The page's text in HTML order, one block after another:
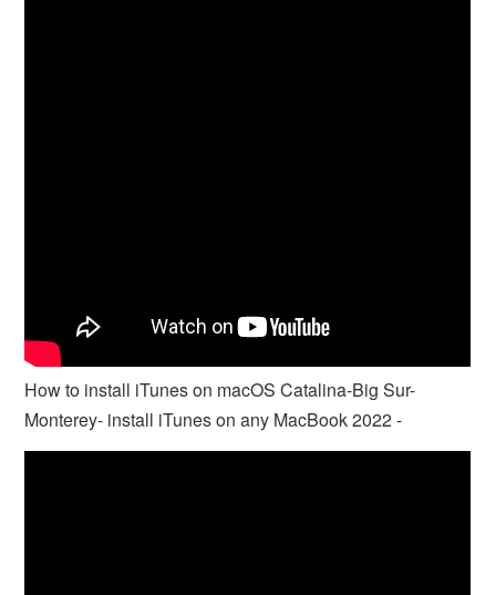
How to install iTunes on macOS Catalina-Big Sur-
Monterey- install iTunes on any MacBook 2022 -